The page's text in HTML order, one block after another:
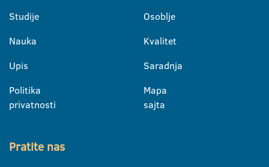
Studije
Nauka
Upis
Politika
privatnosti
Osoblje
Kvalitet
Saradnja
Mapa
sajta
Pratite nas